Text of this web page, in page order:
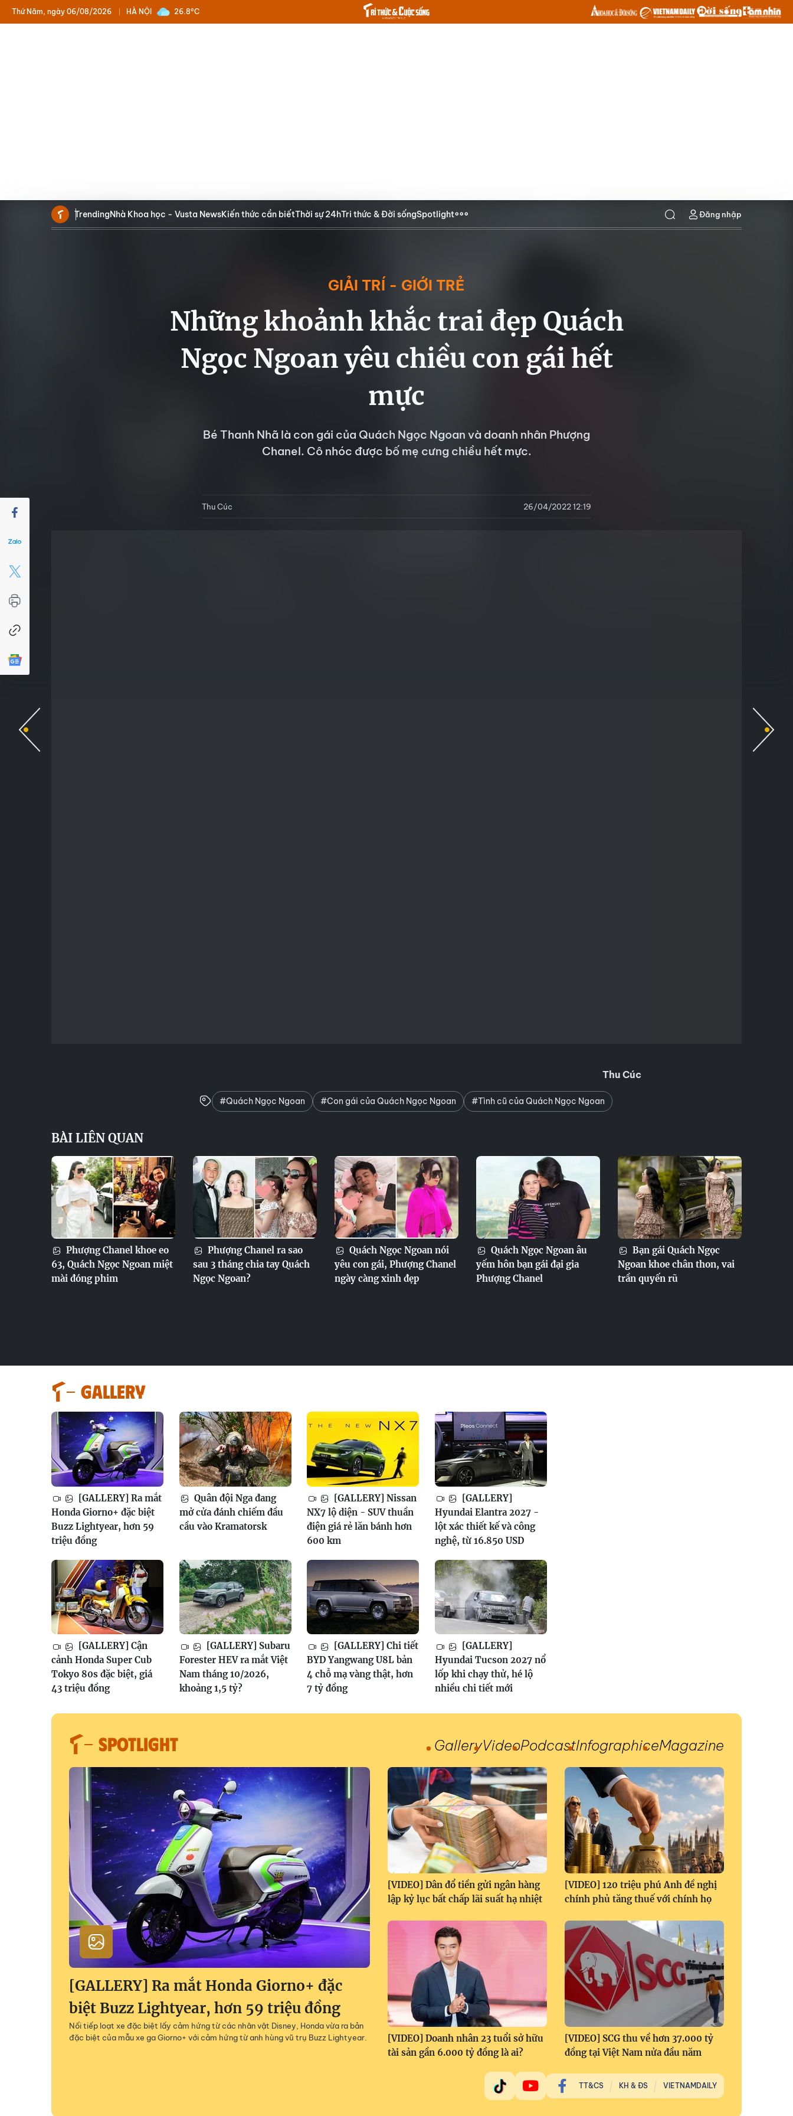
HÀ NỘI
Thứ Năm, ngày 06/08/2026 26.8°C
TrendingNhà Khoa học - Vusta NewsKiến thức cần biếtThời sự 24hTri thức & Đời sốngSpotlight Đăng nhập
GIẢI TRÍ - GIỚI TRẺ
Những khoảnh khắc trai đẹp Quách
Ngọc Ngoan yêu chiều con gái hết
mực
Bé Thanh Nhã là con gái của Quách Ngọc Ngoan và doanh nhân Phượng
Chanel. Cô nhóc được bố mẹ cưng chiều hết mực.
Thu Cúc 26/04/2022 12:19
Thu Cúc
#Quách Ngọc Ngoan #Con gái của Quách Ngọc Ngoan #Tình cũ của Quách Ngọc Ngoan
BÀI LIÊN QUAN
Phượng Chanel khoe eo
63, Quách Ngọc Ngoan miệt
mài đóng phim
Phượng Chanel ra sao
sau 3 tháng chia tay Quách
Ngọc Ngoan?
Quách Ngọc Ngoan nói
yêu con gái, Phượng Chanel
ngày càng xinh đẹp
Quách Ngọc Ngoan âu
yếm hôn bạn gái đại gia
Phượng Chanel
Bạn gái Quách Ngọc
Ngoan khoe chân thon, vai
trần quyến rũ
GALLERY
[GALLERY] Ra mắt
Honda Giorno+ đặc biệt
Buzz Lightyear, hơn 59
triệu đồng
Quân đội Nga đang
mở cửa đánh chiếm đầu
cầu vào Kramatorsk
[GALLERY] Nissan
NX7 lộ diện - SUV thuần
điện giá rẻ lăn bánh hơn
600 km
[GALLERY]
Hyundai Elantra 2027 -
lột xác thiết kế và công
nghệ, từ 16.850 USD
[GALLERY] Cận
cảnh Honda Super Cub
Tokyo 80s đặc biệt, giá
43 triệu đồng
[GALLERY] Subaru
Forester HEV ra mắt Việt
Nam tháng 10/2026,
khoảng 1,5 tỷ?
[GALLERY] Chi tiết
BYD Yangwang U8L bản
4 chỗ mạ vàng thật, hơn
7 tỷ đồng
[GALLERY]
Hyundai Tucson 2027 nổ
lốp khi chạy thử, hé lộ
nhiều chi tiết mới
SPOTLIGHT GalleryVideoPodcastInfographiceMagazine
[GALLERY] Ra mắt Honda Giorno+ đặc
biệt Buzz Lightyear, hơn 59 triệu đồng
Nối tiếp loạt xe đặc biệt lấy cảm hứng từ các nhân vật Disney, Honda vừa ra bản
đặc biệt của mẫu xe ga Giorno+ với cảm hứng từ anh hùng vũ trụ Buzz Lightyear.
[VIDEO] Dân đổ tiền gửi ngân hàng
lập kỷ lục bất chấp lãi suất hạ nhiệt
[VIDEO] 120 triệu phú Anh đề nghị
chính phủ tăng thuế với chính họ
[VIDEO] Doanh nhân 23 tuổi sở hữu
tài sản gần 6.000 tỷ đồng là ai?
[VIDEO] SCG thu về hơn 37.000 tỷ
đồng tại Việt Nam nửa đầu năm
TT&CS KH & ĐS VIETNAMDAILY